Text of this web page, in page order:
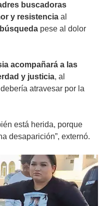
buscadoras
y resistencia al
pese al dolor
acompañará a las
y justicia, al
atravesar por la
está herida, porque
desaparición”, externó.